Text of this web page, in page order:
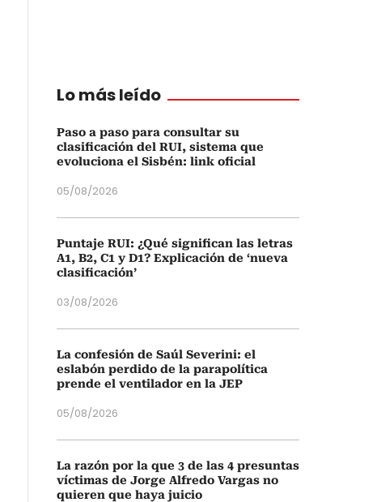
Lo más leído
Paso a paso para consultar su
clasificación del RUI, sistema que
evoluciona el Sisbén: link oficial
05/08/2026
Puntaje RUI: ¿Qué significan las letras
A1, B2, C1 y D1? Explicación de ‘nueva
clasificación’
03/08/2026
La confesión de Saúl Severini: el
eslabón perdido de la parapolítica
prende el ventilador en la JEP
05/08/2026
La razón por la que 3 de las 4 presuntas
víctimas de Jorge Alfredo Vargas no
quieren que haya juicio